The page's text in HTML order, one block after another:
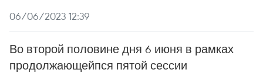
06/06/2023 12:39
Во второй половине дня 6 июня в рамках
продолжающейпся пятой сессии